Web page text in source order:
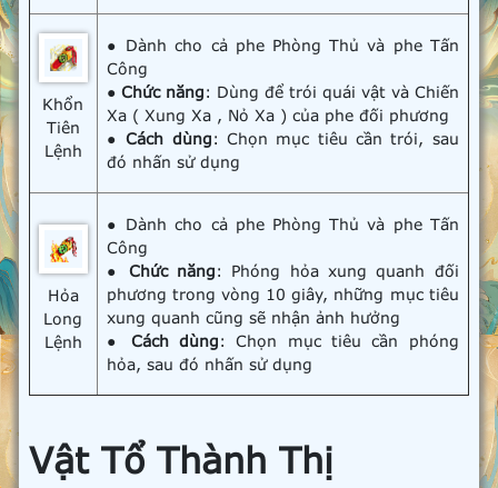
Khổn
Tiên
Lệnh
● Dành cho cả phe Phòng Thủ và phe Tấn
Công
● Chức năng: Dùng để trói quái vật và Chiến
Xa ( Xung Xa , Nỏ Xa ) của phe đối phương
●Cách dùng: Chọn mục tiêu cần trói, sau
đó nhấn sử dụng
Hỏa
Long
Lệnh
● Dành cho cả phe Phòng Thủ và phe Tấn
Công
● Chức năng: Phóng hỏa xung quanh đối
phương trong vòng 10 giây, những mục tiêu
xung quanh cũng sẽ nhận ảnh hưởng
● Cách dùng: Chọn mục tiêu cần phóng
hỏa, sau đó nhấn sử dụng
Vật Tổ Thành Thị